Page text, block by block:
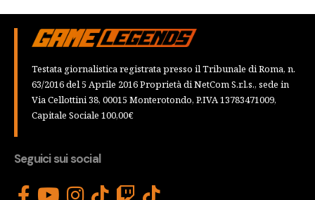
Testata giornalistica registrata presso il Tribunale di Roma, n.
63/2016 del 5 Aprile 2016 Proprietà di NetCom S.r.l.s., sede in
Via Cellottini 38, 00015 Monterotondo, P.IVA 13783471009,
Capitale Sociale 100,00€
Seguici sui social